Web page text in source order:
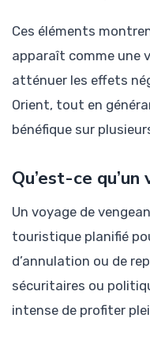
Ces éléments
apparaît comme une
atténuer les effets
Orient, tout en
bénéfique sur
Qu’est-ce
Un voyage de
touristique planifié
d’annulation ou de
sécuritaires ou
intense de profiter